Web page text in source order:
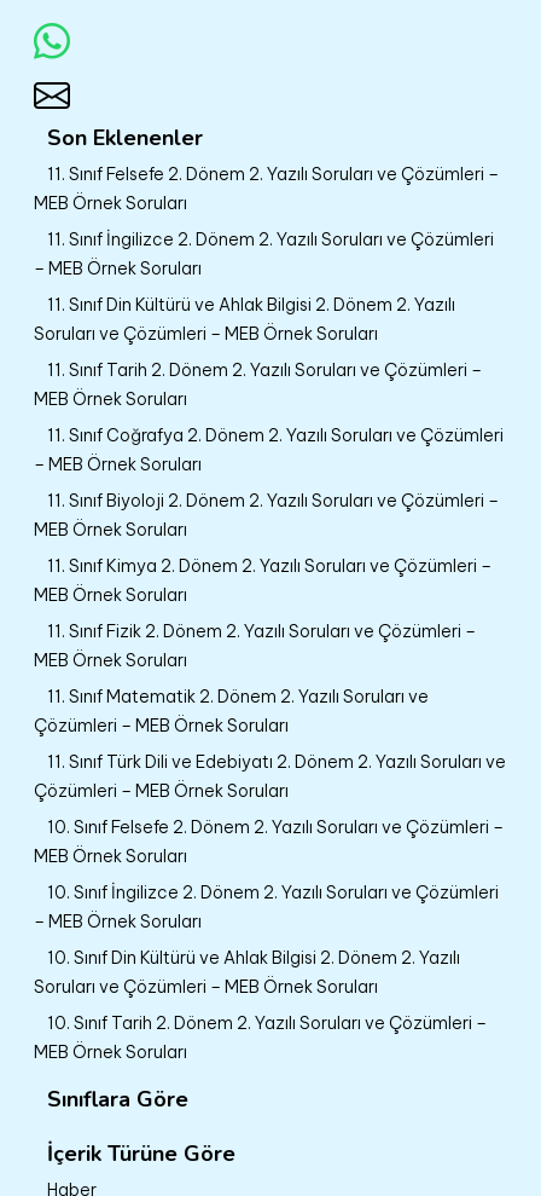
Son Eklenenler
11. Sınıf Felsefe 2. Dönem 2. Yazılı Soruları ve Çözümleri –
MEB Örnek Soruları
11. Sınıf İngilizce 2. Dönem 2. Yazılı Soruları ve Çözümleri
– MEB Örnek Soruları
11. Sınıf Din Kültürü ve Ahlak Bilgisi 2. Dönem 2. Yazılı
Soruları ve Çözümleri – MEB Örnek Soruları
11. Sınıf Tarih 2. Dönem 2. Yazılı Soruları ve Çözümleri –
MEB Örnek Soruları
11. Sınıf Coğrafya 2. Dönem 2. Yazılı Soruları ve Çözümleri
– MEB Örnek Soruları
11. Sınıf Biyoloji 2. Dönem 2. Yazılı Soruları ve Çözümleri –
MEB Örnek Soruları
11. Sınıf Kimya 2. Dönem 2. Yazılı Soruları ve Çözümleri –
MEB Örnek Soruları
11. Sınıf Fizik 2. Dönem 2. Yazılı Soruları ve Çözümleri –
MEB Örnek Soruları
11. Sınıf Matematik 2. Dönem 2. Yazılı Soruları ve
Çözümleri – MEB Örnek Soruları
11. Sınıf Türk Dili ve Edebiyatı 2. Dönem 2. Yazılı Soruları ve
Çözümleri – MEB Örnek Soruları
10. Sınıf Felsefe 2. Dönem 2. Yazılı Soruları ve Çözümleri –
MEB Örnek Soruları
10. Sınıf İngilizce 2. Dönem 2. Yazılı Soruları ve Çözümleri
– MEB Örnek Soruları
10. Sınıf Din Kültürü ve Ahlak Bilgisi 2. Dönem 2. Yazılı
Soruları ve Çözümleri – MEB Örnek Soruları
10. Sınıf Tarih 2. Dönem 2. Yazılı Soruları ve Çözümleri –
MEB Örnek Soruları
Sınıflara Göre
İçerik Türüne Göre
Haber